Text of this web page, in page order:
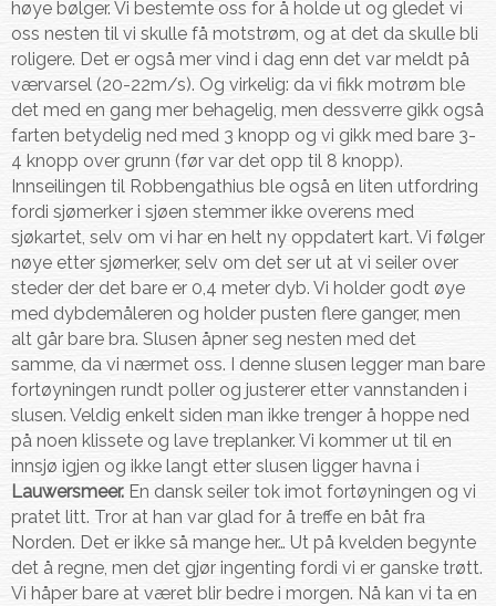
høye bølger. Vi bestemte oss for å holde ut og gledet vi
oss nesten til vi skulle få motstrøm, og at det da skulle bli
roligere. Det er også mer vind i dag enn det var meldt på
værvarsel (20-22m/s). Og virkelig: da vi fikk motrøm ble
det med en gang mer behagelig, men dessverre gikk også
farten betydelig ned med 3 knopp og vi gikk med bare 3-
4 knopp over grunn (før var det opp til 8 knopp).
Innseilingen til Robbengathius ble også en liten utfordring
fordi sjømerker i sjøen stemmer ikke overens med
sjøkartet, selv om vi har en helt ny oppdatert kart. Vi følger
nøye etter sjømerker, selv om det ser ut at vi seiler over
steder der det bare er 0,4 meter dyb. Vi holder godt øye
med dybdemåleren og holder pusten flere ganger, men
alt går bare bra. Slusen åpner seg nesten med det
samme, da vi nærmet oss. I denne slusen legger man bare
fortøyningen rundt poller og justerer etter vannstanden i
slusen. Veldig enkelt siden man ikke trenger å hoppe ned
på noen klissete og lave treplanker. Vi kommer ut til en
innsjø igjen og ikke langt etter slusen ligger havna i
Lauwersmeer. En dansk seiler tok imot fortøyningen og vi
pratet litt. Tror at han var glad for å treffe en båt fra
Norden. Det er ikke så mange her… Ut på kvelden begynte
det å regne, men det gjør ingenting fordi vi er ganske trøtt.
Vi håper bare at været blir bedre i morgen. Nå kan vi ta en